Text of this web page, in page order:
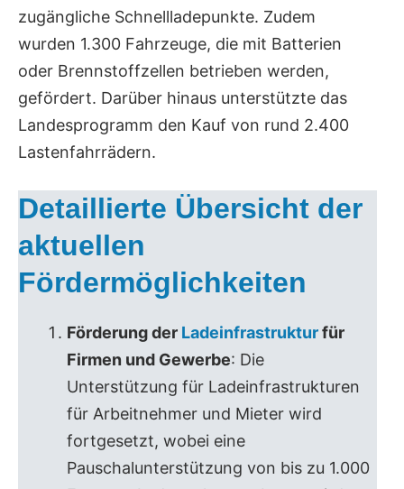
zugängliche Schnellladepunkte. Zudem
wurden 1.300 Fahrzeuge, die mit Batterien
oder Brennstoffzellen betrieben werden,
gefördert. Darüber hinaus unterstützte das
Landesprogramm den Kauf von rund 2.400
Lastenfahrrädern.
Detaillierte Übersicht der
aktuellen
Fördermöglichkeiten
Förderung der Ladeinfrastrukturfür
Firmen und Gewerbe: Die
Unterstützung für Ladeinfrastrukturen
für Arbeitnehmer und Mieter wird
fortgesetzt, wobei eine
Pauschalunterstützung von bis zu 1.000